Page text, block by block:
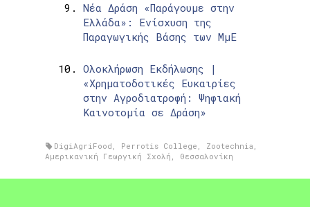
Νέα Δράση «Παράγουμε στην
Ελλάδα»: Ενίσχυση της
Παραγωγικής Βάσης των ΜμΕ
Ολοκλήρωση Εκδήλωσης |
«Χρηματοδοτικές Ευκαιρίες
στην Αγροδιατροφή: Ψηφιακή
Καινοτομία σε Δράση»
DigiAgriFood , Perrotis College , Zootechnia ,
Αμερικανική Γεωργική Σχολή , Θεσσαλονίκη